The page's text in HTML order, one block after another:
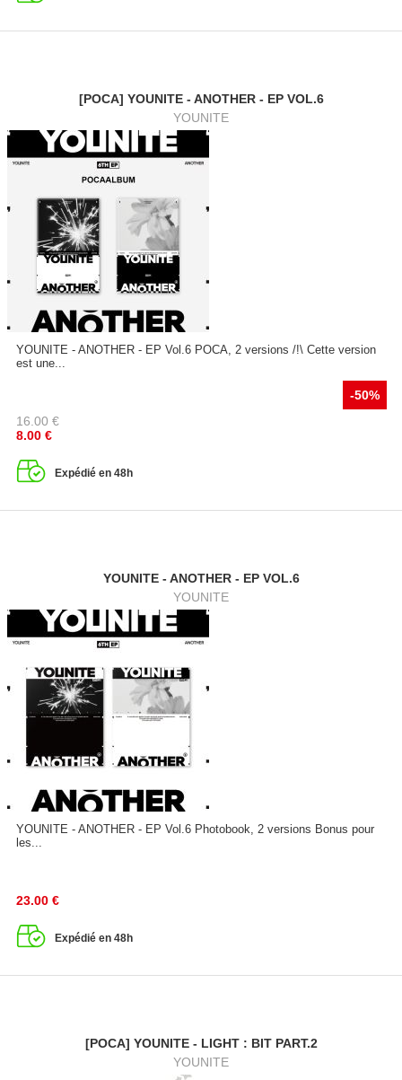
[POCA] YOUNITE - ANOTHER - EP VOL.6
YOUNITE
YOUNITE - ANOTHER - EP Vol.6 POCA, 2 versions /!\ Cette version
est une...
-50%
16.00 €
8.00 €
Expédié en 48h
YOUNITE - ANOTHER - EP VOL.6
YOUNITE
YOUNITE - ANOTHER - EP Vol.6 Photobook, 2 versions Bonus pour
les...
23.00 €
Expédié en 48h
[POCA] YOUNITE - LIGHT : BIT PART.2
YOUNITE